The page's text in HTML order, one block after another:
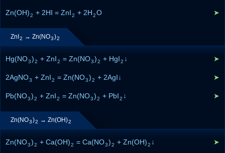
Zn(OH)2 + 2HI = ZnI2 + 2H2O ➤
ZnI 2 → Zn(NO3)2
Hg(NO3)2 + ZnI2 = Zn(NO3)2 + HgI2 ↓ ➤
2AgNO3 + ZnI2 = Zn(NO3)2 + 2AgI↓ ➤
Pb(NO3)2 + ZnI2 = Zn(NO3)2 + PbI2 ↓ ➤
Zn(NO3)2 → Zn(OH)2
Zn(NO3)2 + Ca(OH)2 = Ca(NO3)2 + Zn(OH)2 ↓ ➤